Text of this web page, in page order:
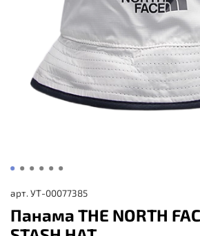
арт. УТ-00077385
Панама THE NORTH